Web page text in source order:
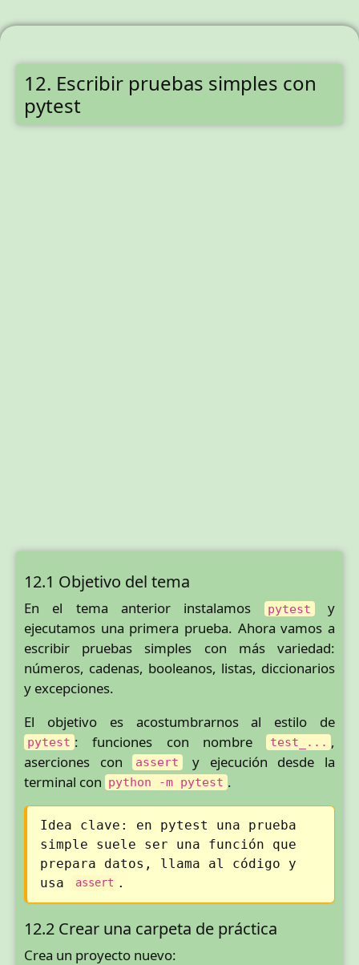
12. Escribir pruebas simples con
pytest
12.1 Objetivo del tema
En el tema anterior instalamos pytest y
ejecutamos una primera prueba. Ahora vamos a
escribir pruebas simples con más variedad:
números, cadenas, booleanos, listas, diccionarios
y excepciones.
El objetivo es acostumbrarnos al estilo de
pytest : funciones con nombre test_... ,
aserciones con assert y ejecución desde la
terminal con python -m pytest .
Idea clave: en pytest una prueba
simple suele ser una función que
prepara datos, llama al código y
usa
assert .
12.2 Crear una carpeta de práctica
Crea un proyecto nuevo: